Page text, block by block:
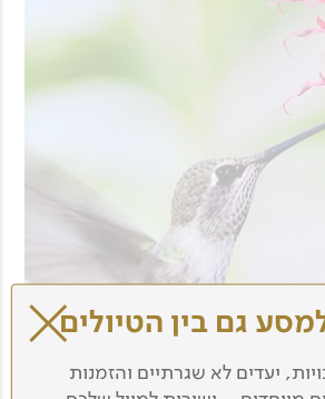
גם בין הטיולים
יעדים לא שגרתיים והזמנות